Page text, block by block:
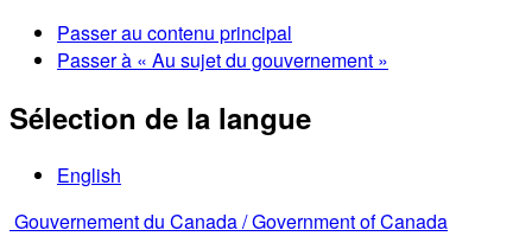
Passer au contenu principal
Passer à « Au sujet du gouvernement »
Sélection de la langue
English
Gouvernement du Canada /Government of Canada